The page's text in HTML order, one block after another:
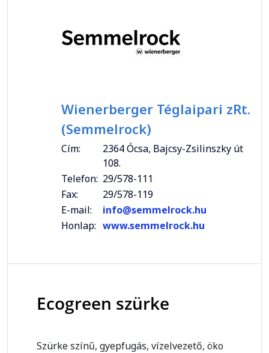
Wienerberger Téglaipari zRt.
(Semmelrock)
Cím:
2364 Ócsa, Bajcsy-Zsilinszky út
108.
Telefon: 29/578-111
Fax:
29/578-119
E-mail:
info@semmelrock.hu
Honlap: www.semmelrock.hu
Ecogreen szürke
Szürke színű, gyepfugás, vízelvezető, öko